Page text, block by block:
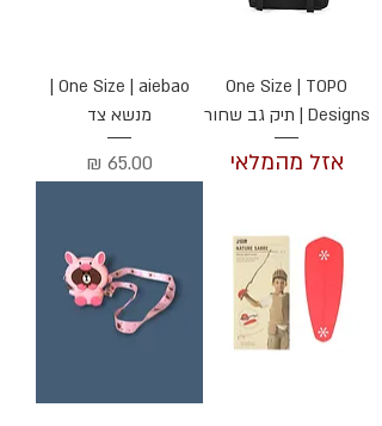
One Size | TOPO
Designs | תיק גב שחור
אזל מהמלאי
One Size | aiebao |
מנשא צד
מחיר